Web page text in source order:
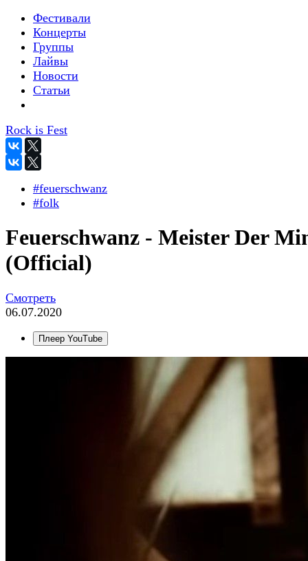
Фестивали
Концерты
Группы
Лайвы
Новости
Статьи
Rock is Fest
#feuerschwanz
#folk
Feuerschwanz - Meister Der
(Official)
Смотреть
06.07.2020
Плеер YouTube